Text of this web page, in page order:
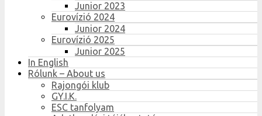
Junior 2023
Eurovízió 2024
Junior 2024
Eurovízió 2025
Junior 2025
In English
Rólunk – About us
Rajongói klub
GY.I.K.
ESC tanfolyam